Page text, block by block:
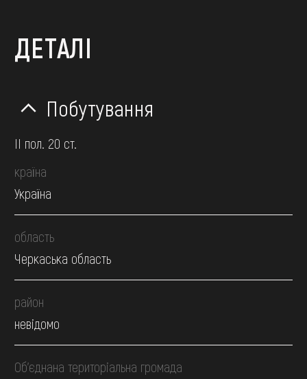
ДЕТАЛІ
Побутування
II пол. 20 ст.
країна
Україна
область
Черкаська область
район
невідомо
Об’єднана територіальна громада